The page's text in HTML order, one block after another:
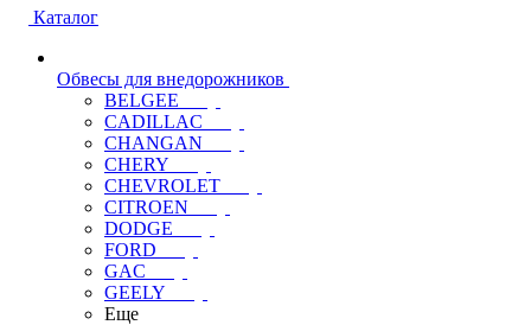
Каталог
Обвесы для внедорожников
BELGEE
CADILLAC
CHANGAN
CHERY
CHEVROLET
CITROEN
DODGE
FORD
GAC
GEELY
Еще